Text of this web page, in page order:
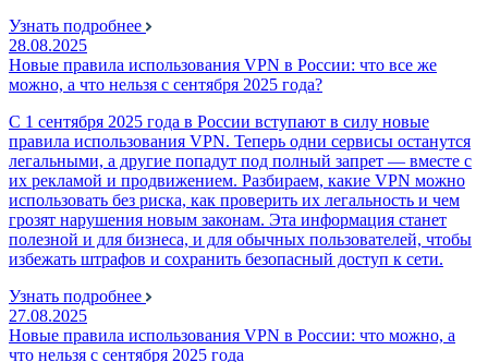
Узнать подробнее
28.08.2025
Новые правила использования VPN в России: что все же
можно, а что нельзя с сентября 2025 года?
С 1 сентября 2025 года в России вступают в силу новые
правила использования VPN. Теперь одни сервисы останутся
легальными, а другие попадут под полный запрет — вместе с
их рекламой и продвижением. Разбираем, какие VPN можно
использовать без риска, как проверить их легальность и чем
грозят нарушения новым законам. Эта информация станет
полезной и для бизнеса, и для обычных пользователей, чтобы
избежать штрафов и сохранить безопасный доступ к сети.
Узнать подробнее
27.08.2025
Новые правила использования VPN в России: что можно, а
что нельзя с сентября 2025 года